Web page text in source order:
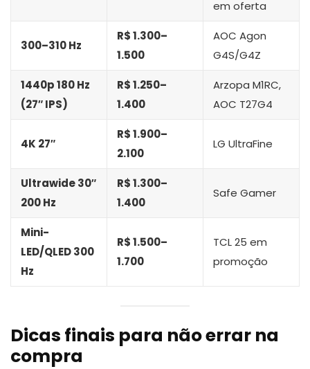
em oferta
300–310 Hz
R$ 1.300–
1.500
AOC Agon
G4S/G4Z
1440p 180 Hz
(27″ IPS)
R$ 1.250–
1.400
Arzopa M1RC,
AOC T27G4
4K 27″
R$ 1.900–
2.100
LG UltraFine
Ultrawide 30″
200 Hz
R$ 1.300–
1.400
Safe Gamer
Mini-
LED/QLED 300
Hz
R$ 1.500–
1.700
TCL 25 em
promoção
Dicas finais para não errar na
compra